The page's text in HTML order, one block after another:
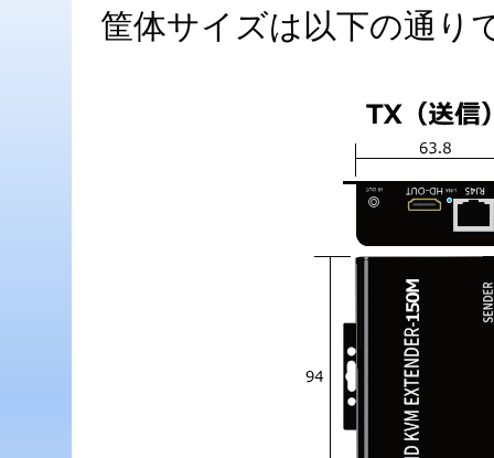
筐体サイズは以下の通り